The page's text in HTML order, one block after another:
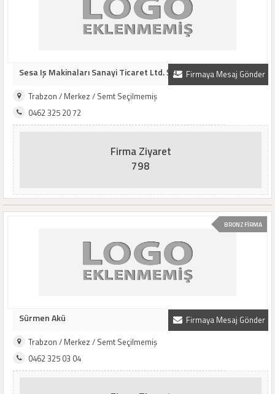
Firmaya Mesaj Gönder
Sesa Iş Makinaları Sanayi Ticaret Ltd. Şti.
Trabzon / Merkez / Semt Seçilmemiş
0462 325 20 72
Firma Ziyaret
798
BRONZ FİRMA
Firmaya Mesaj Gönder
Sürmen Akü
Trabzon / Merkez / Semt Seçilmemiş
0462 325 03 04